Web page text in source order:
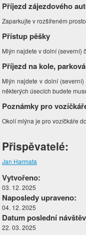
Příjezd zájezdového
Zaparkujte v rozšířeném
Přístup pěšky
Mlýn najdete v dolní (severní)
Příjezd na kole,
Mlýn najdete v dolní
některých úsecích budete
Poznámky pro
Okolí mlýna je pro vozíčkáře
Přispěvatelé:
Jan Harmata
Vytvořeno:
03. 12. 2025
Naposledy upraveno:
04. 12. 2025
Datum poslední
22. 03. 2025